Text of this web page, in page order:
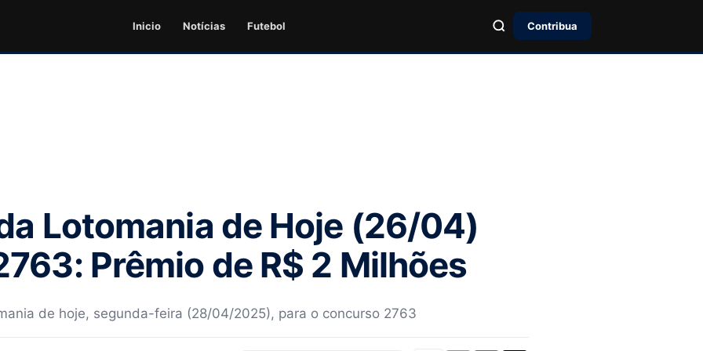
Inicio Notícias Futebol Contribua
Lotomania de Hoje (26/04)
Prêmio de R$ 2 Milhões
de hoje, segunda-feira (28/04/2025), para o concurso 2763